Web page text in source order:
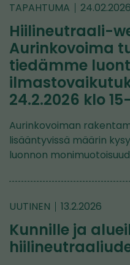
TAPAHTUMA 24.02.2026
Hiilineutraali-
Aurinkovoima
tiedämme
24.2.2026 klo
Aurinkovoiman
lisääntyvissä määrin
luonnon
UUTINEN 13.2.2026
Kunnille ja